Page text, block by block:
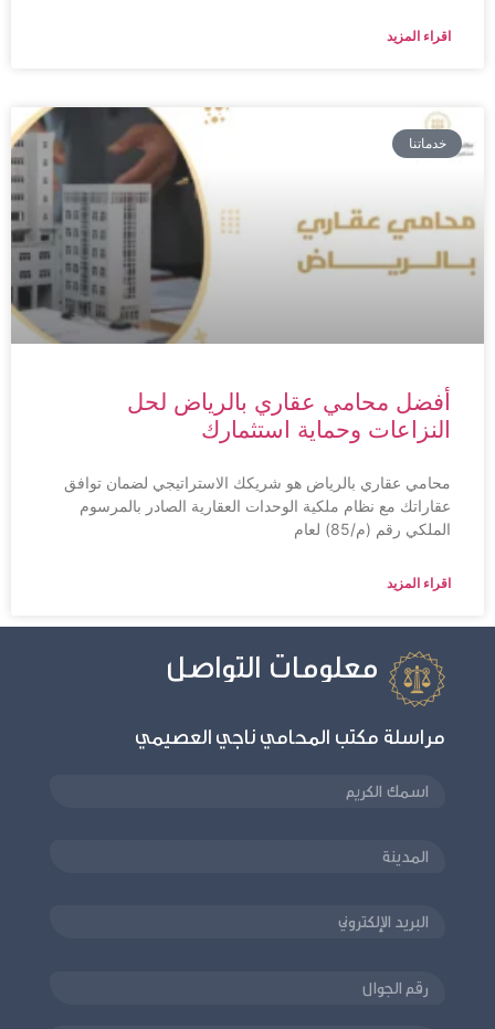
اقراء المزيد
خدماتنا
أفضل محامي عقاري بالرياض لحل
النزاعات وحماية استثمارك
محامي عقاري بالرياض هو شريكك الاستراتيجي لضمان توافق
عقاراتك مع نظام ملكية الوحدات العقارية الصادر بالمرسوم
الملكي رقم (م/85) لعام
اقراء المزيد
معلومات التواصل
مراسلة مكتب المحامي ناجي العصيمي